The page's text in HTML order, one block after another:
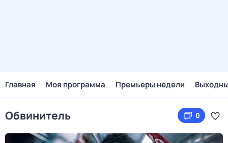
Главная Моя программа Премьеры недели
Обвинитель 0